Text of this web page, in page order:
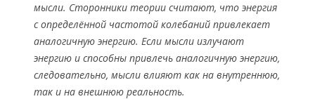
мысли. Сторонники теории считают, что энергия
с определённой частотой колебаний привлекает
аналогичную энергию. Если мысли излучают
энергию и способны привлечь аналогичную энергию,
следовательно, мысли влияют как на внутреннюю,
так и на внешнюю реальность.